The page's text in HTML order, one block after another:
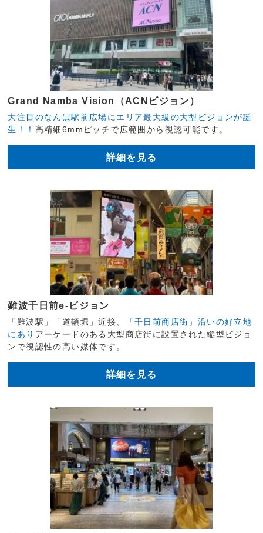
Grand Namba Vision（ACNビジョン）
大注目のなんば駅前広場にエリア最大級の大型ビジョンが誕
生！！ 高精細6mmピッチで広範囲から視認可能です。
詳細を見る
難波千日前e-ビジョン
「難波駅」「道頓堀」近接、
「千日前商店街」沿いの好立地
にあり アーケードのある大型商店街に設置された縦型ビジョ
ンで視認性の高い媒体です。
詳細を見る